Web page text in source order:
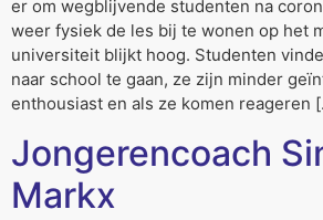
er om wegblijvende studenten na
weer fysiek de les bij te wonen op het
universiteit blijkt hoog. Studenten
naar school te gaan, ze zijn minder
enthousiast en als ze komen reageren
Jongerencoach
Markx